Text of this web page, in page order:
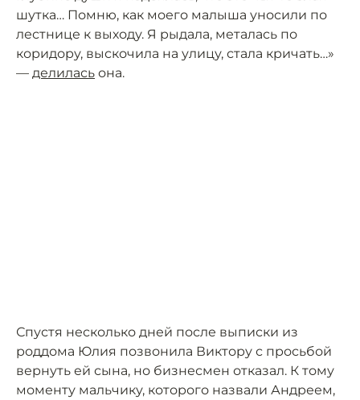
шутка… Помню, как моего малыша уносили по
лестнице к выходу. Я рыдала, металась по
коридору, выскочила на улицу, стала кричать…»
— делилась она.
Спустя несколько дней после выписки из
роддома Юлия позвонила Виктору с просьбой
вернуть ей сына, но бизнесмен отказал. К тому
моменту мальчику, которого назвали Андреем,